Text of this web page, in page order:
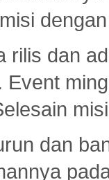
rilis dan
Event
dan